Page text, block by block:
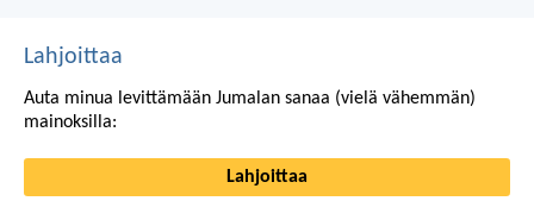
Lahjoittaa
Auta minua levittämään Jumalan sanaa (vielä vähemmän)
mainoksilla:
Lahjoittaa